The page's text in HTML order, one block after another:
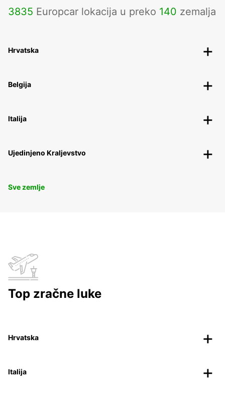
3835 Europcar lokacija u preko 140 zemalja
Hrvatska
Belgija
Italija
Ujedinjeno Kraljevstvo
Sve zemlje
Top zračne luke
Hrvatska
Italija